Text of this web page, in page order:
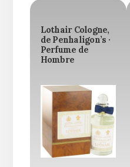
Lothair Cologne,
de Penhaligon’s ·
Perfume de
Hombre